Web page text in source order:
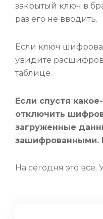
закрытый ключ в
раз его не вводить.
Если ключ
увидите
таблице.
Если спустя
отключить
загруженные
зашифрованными.
На сегодня это все.